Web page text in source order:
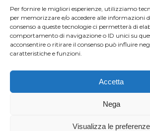
Per fornire le migliori esperienze, utilizziamo
per memorizzare e/o accedere alle informazioni
consenso a queste tecnologie ci permetterà di
comportamento di navigazione o ID unici su
acconsentire o ritirare il consenso può influire
caratteristiche e funzioni.
Accetta
Nega
Visualizza le preferenze
Via Virginio 358/360
Loc. Anselmo 50025
E-mail:
PEC:
Tel e Fax: +39 0571
PI e CF: 05012160486 Registro
Capitale Sociale Euro